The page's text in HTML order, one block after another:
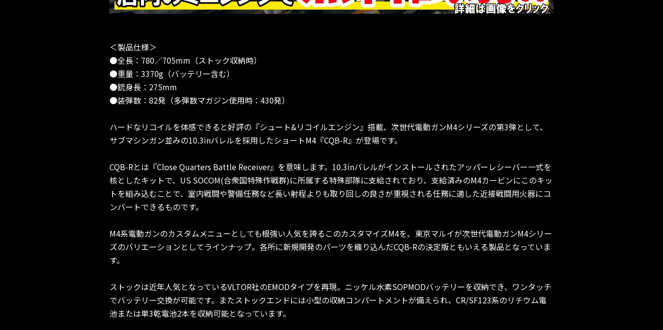
＜製品仕様＞
●全長：780／705mm（ストック収納時）
●重量：3370g（バッテリー含む）
●銃身長：275mm
●装弾数：82発（多弾数マガジン使用時：430発）
ハードなリコイルを体感できると好評の『シュート&リコイルエンジン』搭載、次世代電動ガンM4シリーズの第3弾として、
サブマシンガン並みの10.3inバレルを採用したショートM4『CQB-R』が登場です。
CQB-Rとは『Close Quarters Battle Receiver』を意味します。10.3inバレルがインストールされたアッパーレシーバー一式を
核としたキットで、US SOCOM(合衆国特殊作戦群)に所属する特殊部隊に支給されており、支給済みのM4カービンにこのキッ
トを組み込むことで、室内戦闘や警備任務など長い射程よりも取り回しの良さが重視される任務に適した近接戦闘用火器にコ
ンバートできるものです。
M4系電動ガンのカスタムメニューとしても根強い人気を誇るこのカスタマイズM4を、東京マルイが次世代電動ガンM4シリー
ズのバリエーションとしてラインナップ。各所に新規開発のパーツを織り込んだCQB-Rの決定版ともいえる製品となっていま
す。
ストックは近年人気となっているVLTOR社のEMODタイプを再現。ニッケル水素SOPMODバッテリーを収納でき、ワンタッチ
でバッテリー交換が可能です。またストックエンドには小型の収納コンパートメントが備えられ、CR/SF123系のリチウム電
池または単3乾電池2本を収納可能となっています。